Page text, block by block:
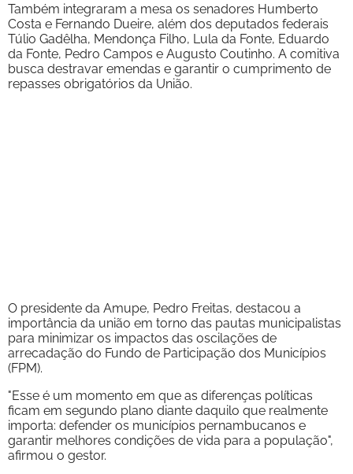
Também integraram a mesa os senadores Humberto
Costa e Fernando Dueire, além dos deputados federais
Túlio Gadêlha, Mendonça Filho, Lula da Fonte, Eduardo
da Fonte, Pedro Campos e Augusto Coutinho. A comitiva
busca destravar emendas e garantir o cumprimento de
repasses obrigatórios da União.
O presidente da Amupe, Pedro Freitas, destacou a
importância da união em torno das pautas municipalistas
para minimizar os impactos das oscilações de
arrecadação do Fundo de Participação dos Municípios
(FPM).
"Esse é um momento em que as diferenças políticas
ficam em segundo plano diante daquilo que realmente
importa: defender os municípios pernambucanos e
garantir melhores condições de vida para a população",
afirmou o gestor.